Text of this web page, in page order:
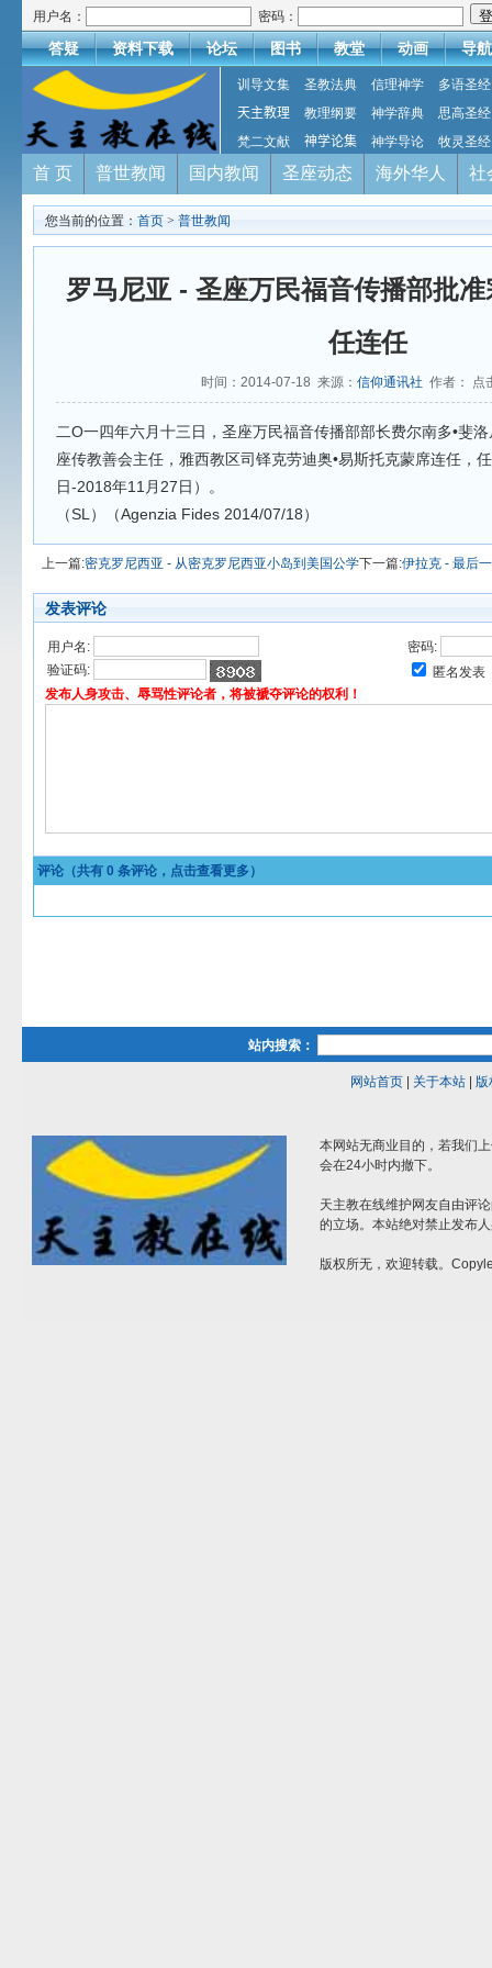
用户名： 密码：
答疑 资料下载 论坛 图书 教堂 动画 导航
训导文集 圣教法典 信理神学
多语圣经
天主教理
教理纲要 神学辞典
思高圣经
梵二文献
神学论集 神学导论 牧灵圣经
首 页 普世教闻 国内教闻 圣座动态 海外华人 社
您当前的位置： 首页 > 普世教闻
罗马尼亚 - 圣座万民福音传播部批
任连任
时间：2014-07-18 来源： 信仰通讯社 作者： 点
二O一四年六月十三日，圣座万民福音传播部部长费尔南多•斐
座传教善会主任，雅西教区司铎克劳迪奥•易斯托克蒙席连任，
日-2018年11月27日）。
（SL）（Agenzia Fides 2014/07/18）
上一篇:密克罗尼西亚 - 从密克罗尼西亚小岛到美国公学下一篇:伊拉克 - 最后
发表评论
用户名:
密码:
验证码:
匿名发表
发布人身攻击、辱骂性评论者，将被褫夺评论的权利！
评论（共有 0 条评论，点击查看更多）
站内搜索：
网站首页| 关于本站| 版
本网站无商业目的，若我们
会在24小时内撤下。
天主教在线维护网友自由评
的立场。本站绝对禁止发布
版权所无，欢迎转载。